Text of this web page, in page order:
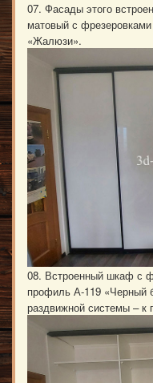
07. Фасады этого
матовый с
«Жалюзи».
08. Встроенный шкаф с
профиль А-119 «Черный
раздвижной системы – к